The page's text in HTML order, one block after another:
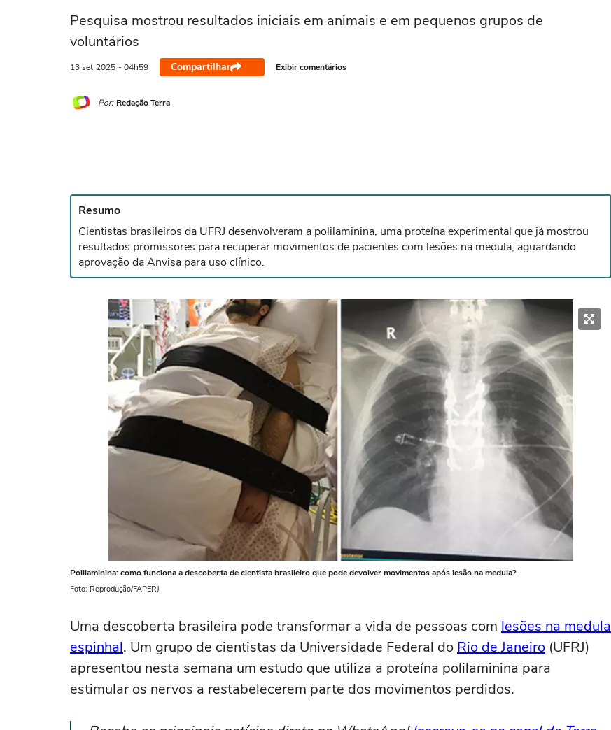
Pesquisa mostrou resultados iniciais em animais e em pequenos grupos de
voluntários
13 set 2025 - 04h59 Compartilhar Exibir comentários
Por: Redação Terra
Resumo
Cientistas brasileiros da UFRJ desenvolveram a polilaminina, uma proteína experimental que já mostrou
resultados promissores para recuperar movimentos de pacientes com lesões na medula, aguardando
aprovação da Anvisa para uso clínico.
Polilaminina: como funciona a descoberta de cientista brasileiro que pode devolver movimentos após lesão na medula?
Foto: Reprodução/FAPERJ
Uma descoberta brasileira pode transformar a vida de pessoas com lesões na medula
espinhal. Um grupo de cientistas da Universidade Federal do Rio de Janeiro (UFRJ)
apresentou nesta semana um estudo que utiliza a proteína polilaminina para
estimular os nervos a restabelecerem parte dos movimentos perdidos.